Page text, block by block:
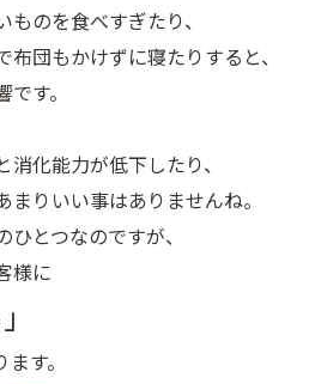
のを食べすぎたり、
団もかけずに寝たりすると、
す。
化能力が低下したり、
りいい事はありませんね。
とつなのですが、
様に
す。